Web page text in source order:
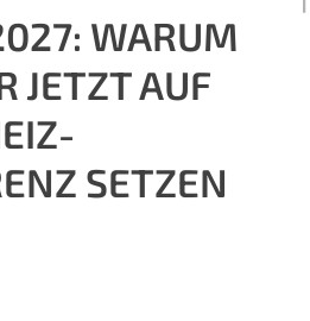
WARUM
JETZT AUF
SETZEN